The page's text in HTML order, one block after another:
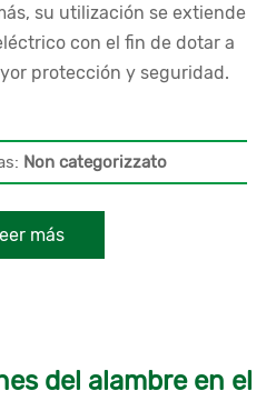
su utilización se extiende
con el fin de dotar a
protección y seguridad.
Non categorizzato
más
del alambre en el